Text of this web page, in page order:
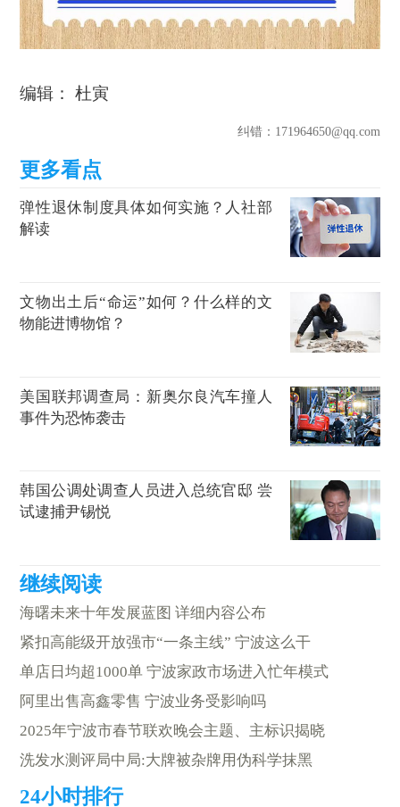
编辑： 杜寅
纠错：171964650@qq.com
弹性退休制度具体如何实施？人社部
解读
文物出土后“命运”如何？什么样的文
物能进博物馆？
美国联邦调查局：新奥尔良汽车撞人
事件为恐怖袭击
韩国公调处调查人员进入总统官邸 尝
试逮捕尹锡悦
海曙未来十年发展蓝图 详细内容公布
紧扣高能级开放强市“一条主线” 宁波这么干
单店日均超1000单 宁波家政市场进入忙年模式
阿里出售高鑫零售 宁波业务受影响吗
2025年宁波市春节联欢晚会主题、主标识揭晓
洗发水测评局中局:大牌被杂牌用伪科学抹黑